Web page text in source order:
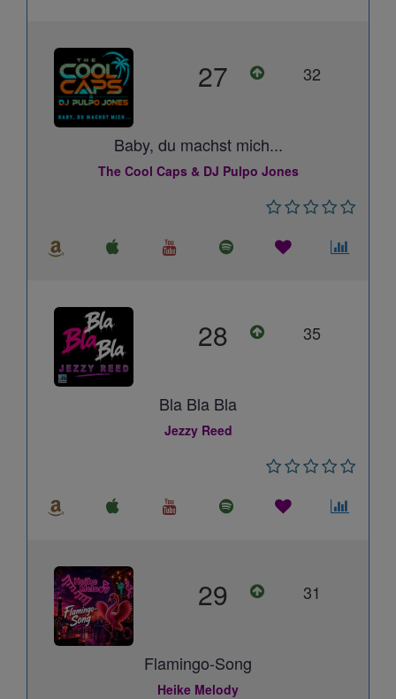
27 32
Baby, du machst mich...
The Cool Caps & DJ Pulpo Jones
28 35
Bla Bla Bla
Jezzy Reed
29 31
Flamingo-Song
Heike Melody